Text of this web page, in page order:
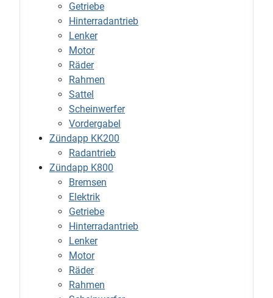
Getriebe
Hinterradantrieb
Lenker
Motor
Räder
Rahmen
Sattel
Scheinwerfer
Vordergabel
Zündapp KK200
Radantrieb
Zündapp K800
Bremsen
Elektrik
Getriebe
Hinterradantrieb
Lenker
Motor
Räder
Rahmen